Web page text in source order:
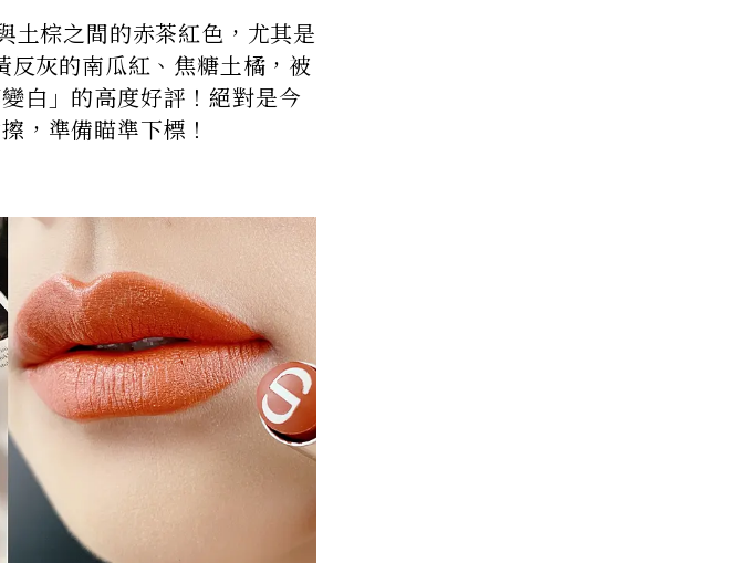
土棕之間的赤茶紅色，尤其是
灰的南瓜紅、焦糖土橘，被
白」的高度好評！絕對是今
，準備瞄準下標！